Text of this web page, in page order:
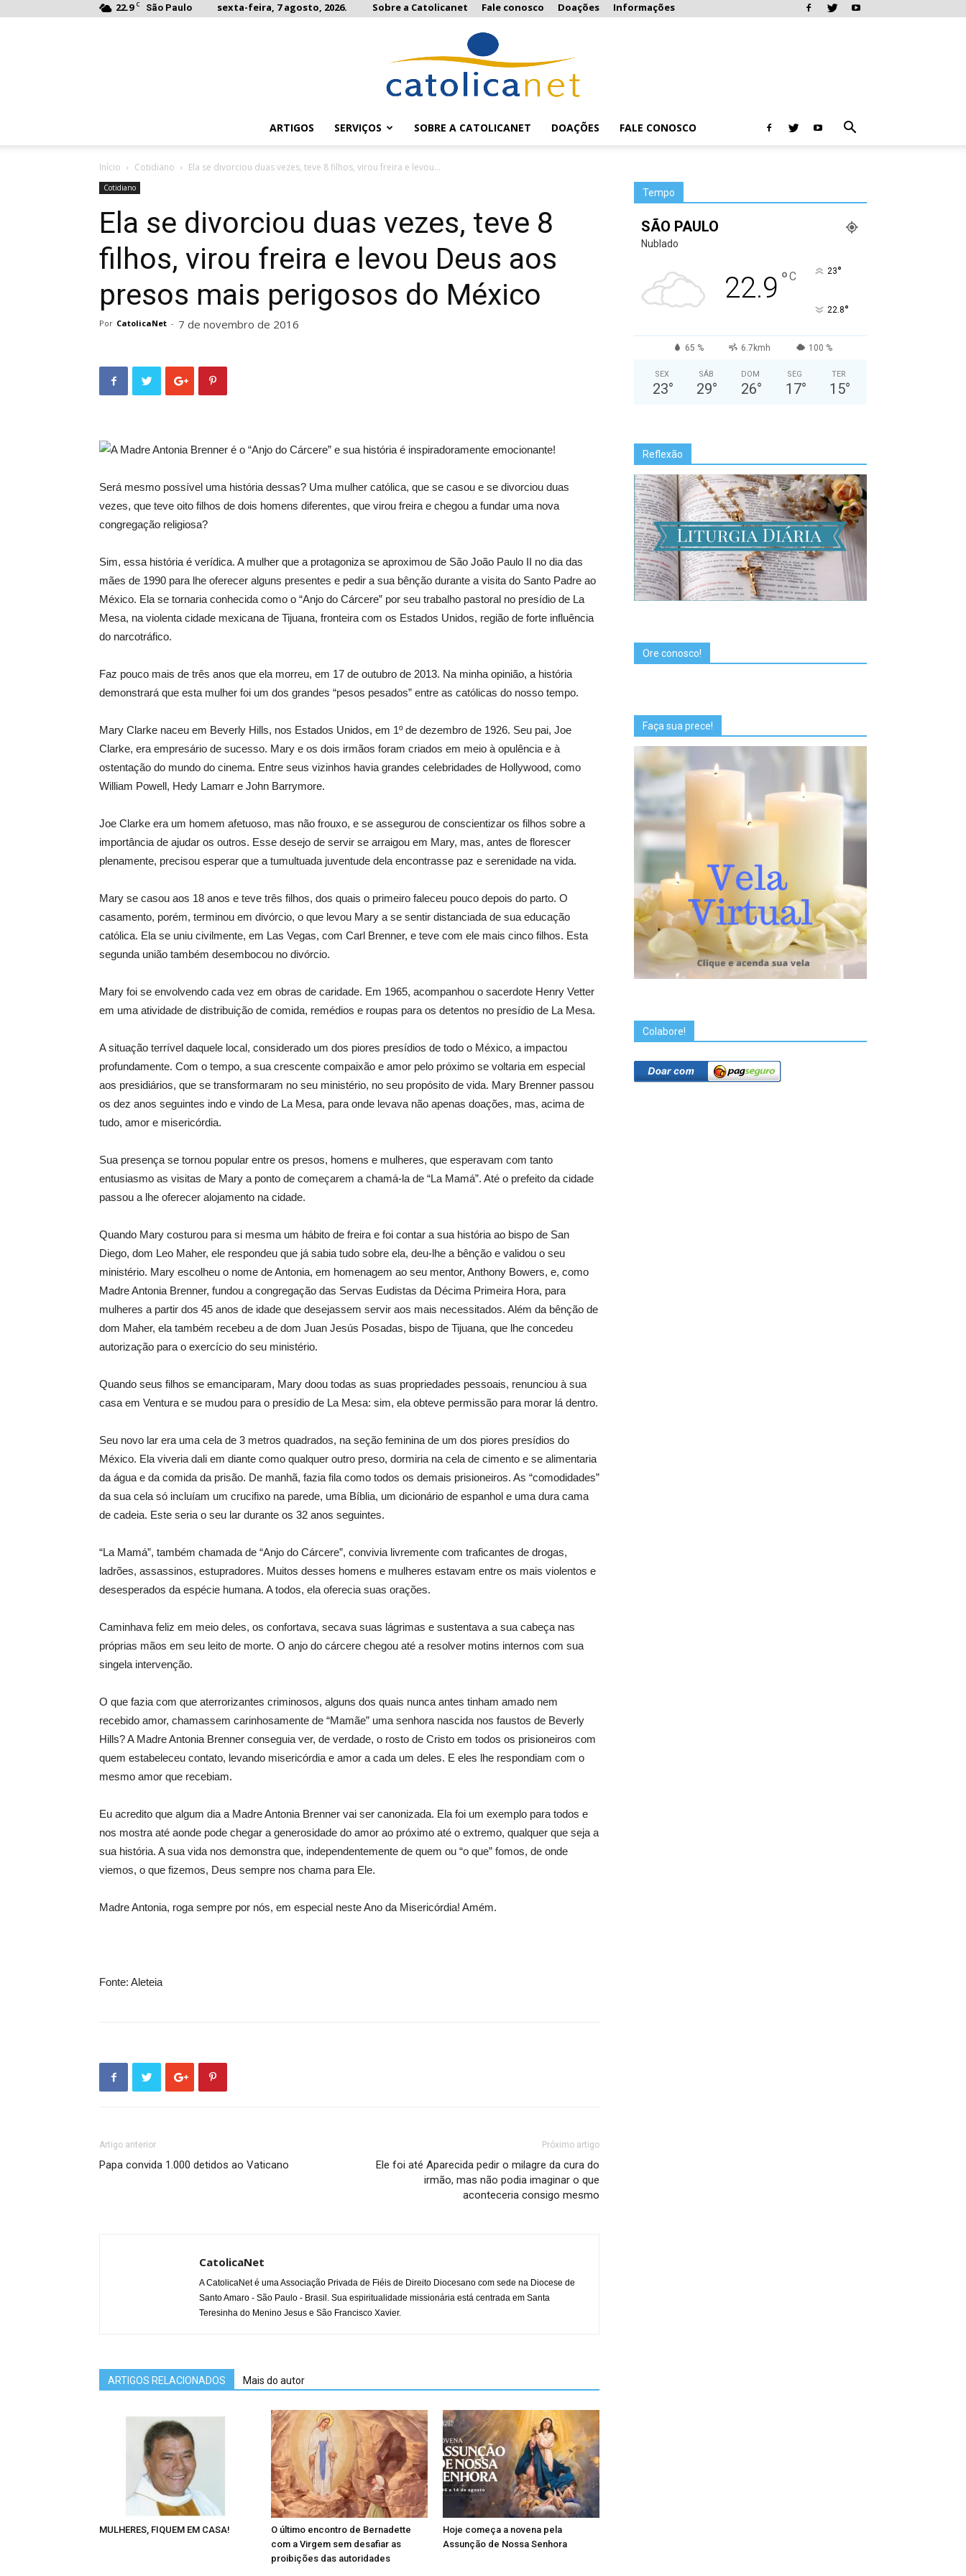
22.9 C São Paulo sexta-feira, 7 agosto, 2026. Sobre a Catolicanet Fale conosco Doações Informações
ARTIGOS SERVIÇOS SOBRE A CATOLICANET DOAÇÕES FALE CONOSCO
Início Cotidiano Ela se divorciou duas vezes, teve 8 filhos, virou freira e levou...
Cotidiano
Ela se divorciou duas vezes, teve 8
filhos, virou freira e levou Deus aos
presos mais perigosos do México
Por CatolicaNet - 7 de novembro de 2016
A Madre Antonia Brenner é o “Anjo do Cárcere” e sua história é inspiradoramente emocionante!
Será mesmo possível uma história dessas? Uma mulher católica, que se casou e se divorciou duas
vezes, que teve oito filhos de dois homens diferentes, que virou freira e chegou a fundar uma nova
congregação religiosa?
Sim, essa história é verídica. A mulher que a protagoniza se aproximou de São João Paulo II no dia das
mães de 1990 para lhe oferecer alguns presentes e pedir a sua bênção durante a visita do Santo Padre ao
México. Ela se tornaria conhecida como o “Anjo do Cárcere” por seu trabalho pastoral no presídio de La
Mesa, na violenta cidade mexicana de Tijuana, fronteira com os Estados Unidos, região de forte influência
do narcotráfico.
Faz pouco mais de três anos que ela morreu, em 17 de outubro de 2013. Na minha opinião, a história
demonstrará que esta mulher foi um dos grandes “pesos pesados” entre as católicas do nosso tempo.
Mary Clarke naceu em Beverly Hills, nos Estados Unidos, em 1º de dezembro de 1926. Seu pai, Joe
Clarke, era empresário de sucesso. Mary e os dois irmãos foram criados em meio à opulência e à
ostentação do mundo do cinema. Entre seus vizinhos havia grandes celebridades de Hollywood, como
William Powell, Hedy Lamarr e John Barrymore.
Joe Clarke era um homem afetuoso, mas não frouxo, e se assegurou de conscientizar os filhos sobre a
importância de ajudar os outros. Esse desejo de servir se arraigou em Mary, mas, antes de florescer
plenamente, precisou esperar que a tumultuada juventude dela encontrasse paz e serenidade na vida.
Mary se casou aos 18 anos e teve três filhos, dos quais o primeiro faleceu pouco depois do parto. O
casamento, porém, terminou em divórcio, o que levou Mary a se sentir distanciada de sua educação
católica. Ela se uniu civilmente, em Las Vegas, com Carl Brenner, e teve com ele mais cinco filhos. Esta
segunda união também desembocou no divórcio.
Mary foi se envolvendo cada vez em obras de caridade. Em 1965, acompanhou o sacerdote Henry Vetter
em uma atividade de distribuição de comida, remédios e roupas para os detentos no presídio de La Mesa.
A situação terrível daquele local, considerado um dos piores presídios de todo o México, a impactou
profundamente. Com o tempo, a sua crescente compaixão e amor pelo próximo se voltaria em especial
aos presidiários, que se transformaram no seu ministério, no seu propósito de vida. Mary Brenner passou
os dez anos seguintes indo e vindo de La Mesa, para onde levava não apenas doações, mas, acima de
tudo, amor e misericórdia.
Sua presença se tornou popular entre os presos, homens e mulheres, que esperavam com tanto
entusiasmo as visitas de Mary a ponto de começarem a chamá-la de “La Mamá”. Até o prefeito da cidade
passou a lhe oferecer alojamento na cidade.
Quando Mary costurou para si mesma um hábito de freira e foi contar a sua história ao bispo de San
Diego, dom Leo Maher, ele respondeu que já sabia tudo sobre ela, deu-lhe a bênção e validou o seu
ministério. Mary escolheu o nome de Antonia, em homenagem ao seu mentor, Anthony Bowers, e, como
Madre Antonia Brenner, fundou a congregação das Servas Eudistas da Décima Primeira Hora, para
mulheres a partir dos 45 anos de idade que desejassem servir aos mais necessitados. Além da bênção de
dom Maher, ela também recebeu a de dom Juan Jesús Posadas, bispo de Tijuana, que lhe concedeu
autorização para o exercício do seu ministério.
Quando seus filhos se emanciparam, Mary doou todas as suas propriedades pessoais, renunciou à sua
casa em Ventura e se mudou para o presídio de La Mesa: sim, ela obteve permissão para morar lá dentro.
Seu novo lar era uma cela de 3 metros quadrados, na seção feminina de um dos piores presídios do
México. Ela viveria dali em diante como qualquer outro preso, dormiria na cela de cimento e se alimentaria
da água e da comida da prisão. De manhã, fazia fila como todos os demais prisioneiros. As “comodidades”
da sua cela só incluíam um crucifixo na parede, uma Bíblia, um dicionário de espanhol e uma dura cama
de cadeia. Este seria o seu lar durante os 32 anos seguintes.
“La Mamá”, também chamada de “Anjo do Cárcere”, convivia livremente com traficantes de drogas,
ladrões, assassinos, estupradores. Muitos desses homens e mulheres estavam entre os mais violentos e
desesperados da espécie humana. A todos, ela oferecia suas orações.
Caminhava feliz em meio deles, os confortava, secava suas lágrimas e sustentava a sua cabeça nas
próprias mãos em seu leito de morte. O anjo do cárcere chegou até a resolver motins internos com sua
singela intervenção.
O que fazia com que aterrorizantes criminosos, alguns dos quais nunca antes tinham amado nem
recebido amor, chamassem carinhosamente de “Mamãe” uma senhora nascida nos faustos de Beverly
Hills? A Madre Antonia Brenner conseguia ver, de verdade, o rosto de Cristo em todos os prisioneiros com
quem estabeleceu contato, levando misericórdia e amor a cada um deles. E eles lhe respondiam com o
mesmo amor que recebiam.
Eu acredito que algum dia a Madre Antonia Brenner vai ser canonizada. Ela foi um exemplo para todos e
nos mostra até aonde pode chegar a generosidade do amor ao próximo até o extremo, qualquer que seja a
sua história. A sua vida nos demonstra que, independentemente de quem ou “o que” fomos, de onde
viemos, o que fizemos, Deus sempre nos chama para Ele.
Madre Antonia, roga sempre por nós, em especial neste Ano da Misericórdia! Amém.
Fonte: Aleteia
Artigo anterior
Papa convida 1.000 detidos ao Vaticano
Próximo artigo
Ele foi até Aparecida pedir o milagre da cura do
irmão, mas não podia imaginar o que
aconteceria consigo mesmo
CatolicaNet
A CatolicaNet é uma Associação Privada de Fiéis de Direito Diocesano com sede na Diocese de
Santo Amaro - São Paulo - Brasil. Sua espiritualidade missionária está centrada em Santa
Teresinha do Menino Jesus e São Francisco Xavier.
ARTIGOS RELACIONADOS Mais do autor
MULHERES, FIQUEM EM CASA!
O último encontro de Bernadette
com a Virgem sem desafiar as
proibições das autoridades
Hoje começa a novena pela
Assunção de Nossa Senhora
Tempo
SÃO PAULO
Nublado
22.9 °C 23°
22.8°
65 % 6.7kmh 100 %
SEX
23°
SÁB
29°
DOM
26°
SEG
17°
TER
15°
Reflexão
Ore conosco!
Faça sua prece!
Colabore!